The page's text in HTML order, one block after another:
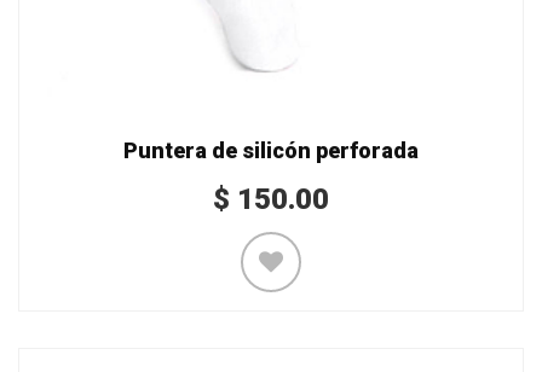
Puntera de silicón perforada
$ 150.00